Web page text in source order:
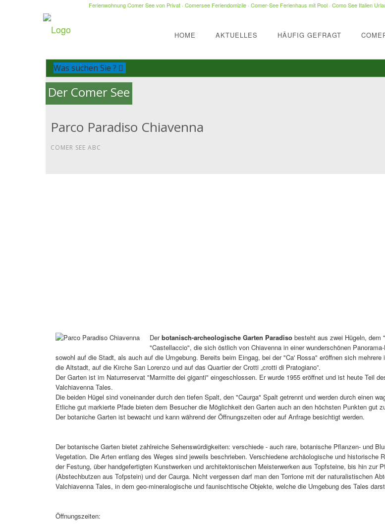
Ferienwohnung Comer See von Privat· Comersee Feriendomizile· Comer-See Ferienhaus mit Pool· Como See Italien
HOME AKTUELLES HÄUFIG GEFRAGT
Was suchen Sie ?
Der Comer See
Parco Paradiso Chiavenna
COMER SEE ABC
Derbotanisch-archeologische Garten Paradiso besteht aus zwei Hügeln, dem
"Castellaccio", die sich östlich von Chiavenna in einer wunderschönen
sowohl auf die Stadt, als auch auf die Umgebung. Bereits beim Eingag, bei der "Ca' Rossa" eröffnen sich
die Altstadt, auf die Kirche San Lorenzo und auf das Quartier der Crotti „crotti di Pratogiano”.
Der Garten ist im Naturreservat "Marmitte dei giganti" eingeschlossen. Er wurde 1955 eröffnet und ist heute Teil
Valchiavenna Tales.
Die beiden Hügel sind voneinander durch den tiefen Spalt, den "Caurga" Spalt getrennt und werden durch einen
Etliche gut markierte Pfade bieten dem Besucher die Möglichkeit den Garten auch an den höchsten Punkten gut
Der botaniche Garten ist bewacht und kann während der Öffnungszeiten oder auf Anfrage besichtigt werden.
Der botanische Garten bietet zahlreiche Sehenswürdigkeiten: verschiede - auch rare, botanische Pflanzen- und
Vegetation. Die Arten entlang des Weges sind jeweils beschrieben. Verschiedene archäologische und historische
der Festung, über handgefertigten Kunstwerken und architektonischen Meisterwerken aus Topfsteine, bis hin zur
(Abstechbutzen aus Tofpstein) und der Caurga. Nicht vergessen darf man den Torrione mit der naturalistischen
Valchiavenna Tales, in dem geo-mineralogische und faunischtische Objekte, welche die Umgebung des Tales
Öffnungszeiten: